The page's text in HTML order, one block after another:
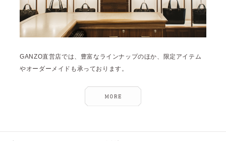
GANZO直営店では、豊富なラインナップのほか、限定アイテム
やオーダーメイドも承っております。